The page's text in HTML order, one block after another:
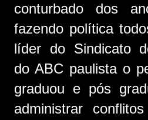
conturbado dos
fazendo política
líder do Sindicato
do ABC paulista o
graduou e pós
administrar